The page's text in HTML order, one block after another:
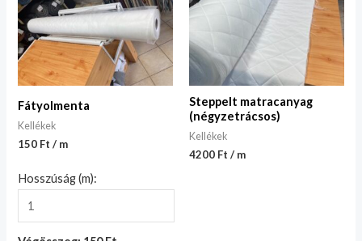
Fátyolmenta
Kellékek
150 Ft / m
Hosszúság (m):
Steppelt matracanyag
(négyzetrácsos)
Kellékek
4200 Ft / m